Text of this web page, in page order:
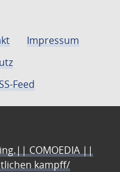
Impressum
Feed
COMOEDIA ||
kampff/